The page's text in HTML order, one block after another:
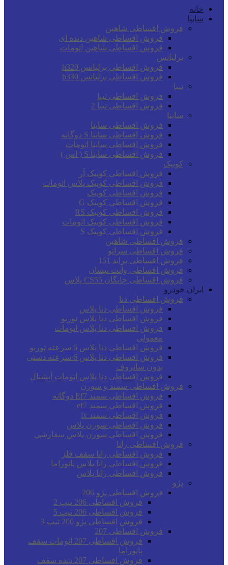
خانه
سایپا
فروش اقساطی شاهین
فروش اقساطی شاهین دنده ای
فروش اقساطی شاهین اتومات
برلیانس
فروش اقساطی برلیانس h320
فروش اقساطی برلیانس h330
تیبا
فروش اقساطی تیبا
فروش اقساطی تیبا 2
ساینا
فروش اقساطی ساینا
فروش اقساطی ساینا S دوگانه
فروش اقساطی ساینا اتومات
فروش اقساطی ساینا S ( اس )
کوییک
فروش اقساطی کوییک آر
فروش اقساطی کوییک پلاس اتومات
فروش اقساطی کوییک
فروش اقساطی کوییک G
فروش اقساطی کوییک RS
فروش اقساطی کوییک اتومات
فروش اقساطی کوییک S
فروش اقساطی شاهین
فروش اقساطی سراتو
فروش اقساطی پراید 151
فروش اقساطی وانت نیسان
فروش اقساطی چانگان CS55 پلاس
ایران خودرو
فروش اقساطی دنا
فروش اقساطی دنا پلاس
فروش اقساطی دنا پلاس توربو
فروش اقساطی دنا پلاس اتومات
معمولی
فروش اقساطی دنا پلاس 6 سرعته توربو
فروش اقساطی دنا پلاس 6 سرعته دستی
بدون سانروف
فروش اقساطی دنا پلاس اتومات آپشنال
فروش اقساطی سمند و سورن
فروش اقساطی سمند Ef7 دوگانه
فروش اقساطی سمند ef7
فروش اقساطی سمند lx
فروش اقساطی سورن پلاس
فروش اقساطی سورن پلاس سفارشی
فروش اقساطی رانا
فروش اقساطی رانا سقف فلز
فروش اقساطی رانا پلاس پانوراما
فروش اقساطی رانا پلاس
پژو
فروش اقساطی پژو 206
فروش اقساطی 206 تیپ 2
فروش اقساطی 206 تیپ 5
فروش اقساطی پژو 206 تیپ 3
فروش اقساطی 207
فروش اقساطی 207 اتومات سقف
پانوراما
فروش اقساطی 207 دنده سقف